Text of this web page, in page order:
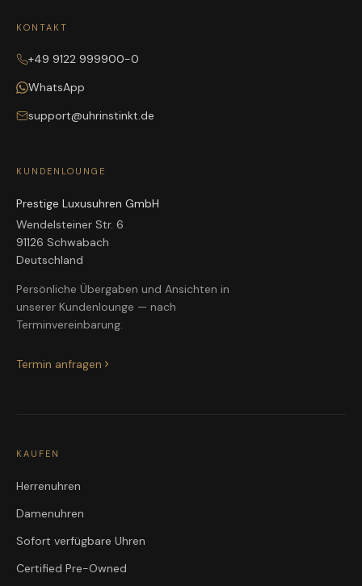
KONTAKT
+49 9122 999900-0
WhatsApp
support@uhrinstinkt.de
KUNDENLOUNGE
Prestige Luxusuhren GmbH
Wendelsteiner Str. 6
91126 Schwabach
Deutschland
Persönliche Übergaben und Ansichten in
unserer Kundenlounge — nach
Terminvereinbarung.
Termin anfragen
KAUFEN
Herrenuhren
Damenuhren
Sofort verfügbare Uhren
Certified Pre-Owned